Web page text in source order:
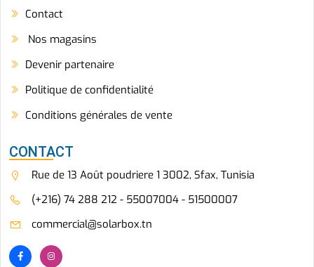
Contact
Nos magasins
Devenir partenaire
Politique de confidentialité
Conditions générales de vente
CONTACT
Rue de 13 Août poudriere 1 3002, Sfax, Tunisia
(+216) 74 288 212 - 55007004 - 51500007
commercial@solarbox.tn